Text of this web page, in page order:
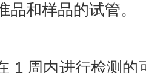
品和样品的试管。
1 周内进行检测